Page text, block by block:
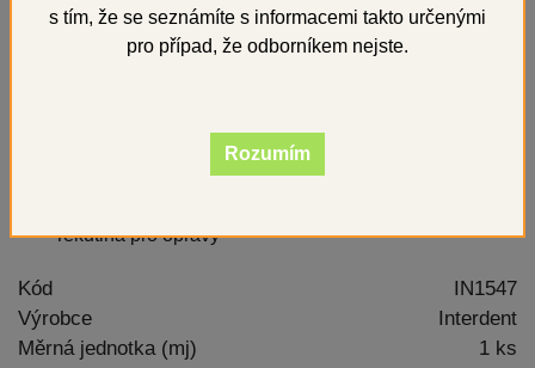
Tekutina pro opravy
Kód
IN1547
Výrobce
Interdent
Měrná jednotka (mj)
1 ks
s tím, že se seznámíte s informacemi takto určenými
pro případ, že odborníkem nejste.
Rozumím